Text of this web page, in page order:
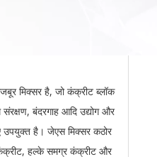
मिक्सर है, जो कंक्रीट ब्लॉक
बंदरगाह आदि उद्योग और
उपयुक्त है। जेएस मिक्सर कठोर
हल्के समग्र कंक्रीट और